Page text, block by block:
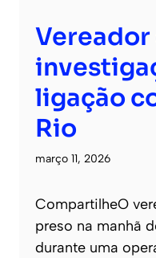
Vereador
ligação
Rio
março 11, 2026
CompartilheO
preso na manhã
durante uma